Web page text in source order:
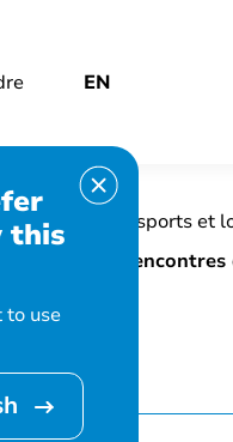
EN
this
to use
culture, sports et
Les